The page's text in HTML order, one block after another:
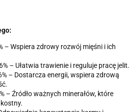
– Wspiera zdrowy rozwój mięśni i ich
– Ułatwia trawienie i reguluje pracę jelit.
– Dostarcza energii, wspiera zdrową
– Źródło ważnych minerałów, które